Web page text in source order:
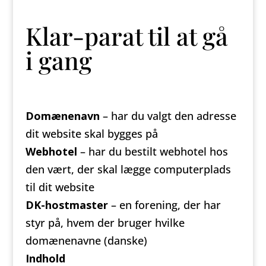
Klar-parat til at gå
i gang
Domænenavn – har du valgt den adresse
dit website skal bygges på
Webhotel – har du bestilt webhotel hos
den vært, der skal lægge computerplads
til dit website
DK-hostmaster– en forening, der har
styr på, hvem der bruger hvilke
domænenavne (danske)
Indhold